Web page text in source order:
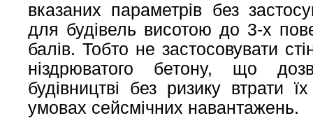
вказаних параметрів без
для будівель висотою до 3-х
балів. Тобто не застосовувати
ніздрюватого бетону, що
будівництві без ризику втрати
умовах сейсмічних навантажень.